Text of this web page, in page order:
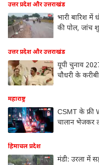
उत्तर प्रदेश और उत्तराखंड
भारी बारिश में
की पोल, जांच
उत्तर प्रदेश और उत्तराखंड
यूपी चुनाव
चौधरी के करीबी
महाराष्ट्र
CSMT के फ्री
चालान भेजकर
हिमाचल प्रदेश
मंडी: उरला में